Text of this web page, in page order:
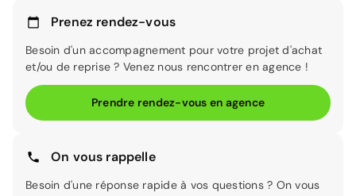
Prenez rendez-vous
Besoin d'un accompagnement pour votre projet d'achat
et/ou de reprise ? Venez nous rencontrer en agence !
Prendre rendez-vous en agence
On vous rappelle
Besoin d'une réponse rapide à vos questions ? On vous